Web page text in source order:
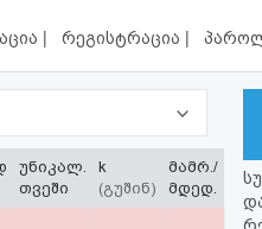
| რეგისტრაცია |
უნიკალ.
თვეში
k
(გუშინ)
მამრ./
მდედ.